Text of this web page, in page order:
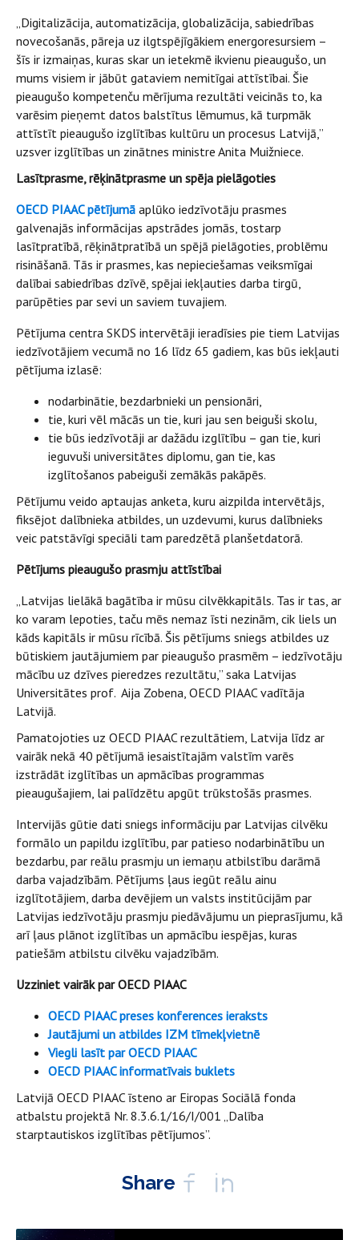
„Digitalizācija, automatizācija, globalizācija, sabiedrības
novecošanās, pāreja uz ilgtspējīgākiem energoresursiem –
šīs ir izmaiņas, kuras skar un ietekmē ikvienu pieaugušo, un
mums visiem ir jābūt gataviem nemitīgai attīstībai. Šie
pieaugušo kompetenču mērījuma rezultāti veicinās to, ka
varēsim pieņemt datos balstītus lēmumus, kā turpmāk
attīstīt pieaugušo izglītības kultūru un procesus Latvijā,”
uzsver izglītības un zinātnes ministre Anita Muižniece.
Lasītprasme, rēķinātprasme un spēja pielāgoties
OECD PIAAC pētījumā aplūko iedzīvotāju prasmes
galvenajās informācijas apstrādes jomās, tostarp
lasītpratībā, rēķinātpratībā un spējā pielāgoties, problēmu
risināšanā. Tās ir prasmes, kas nepieciešamas veiksmīgai
dalībai sabiedrības dzīvē, spējai iekļauties darba tirgū,
parūpēties par sevi un saviem tuvajiem.
Pētījuma centra SKDS intervētāji ieradīsies pie tiem Latvijas
iedzīvotājiem vecumā no 16 līdz 65 gadiem, kas būs iekļauti
pētījuma izlasē:
nodarbinātie, bezdarbnieki un pensionāri,
tie, kuri vēl mācās un tie, kuri jau sen beiguši skolu,
tie būs iedzīvotāji ar dažādu izglītību – gan tie, kuri
ieguvuši universitātes diplomu, gan tie, kas
izglītošanos pabeiguši zemākās pakāpēs.
Pētījumu veido aptaujas anketa, kuru aizpilda intervētājs,
fiksējot dalībnieka atbildes, un uzdevumi, kurus dalībnieks
veic patstāvīgi speciāli tam paredzētā planšetdatorā.
Pētījums pieaugušo prasmju attīstībai
„Latvijas lielākā bagātība ir mūsu cilvēkkapitāls. Tas ir tas, ar
ko varam lepoties, taču mēs nemaz īsti nezinām, cik liels un
kāds kapitāls ir mūsu rīcībā. Šis pētījums sniegs atbildes uz
būtiskiem jautājumiem par pieaugušo prasmēm – iedzīvotāju
mācību uz dzīves pieredzes rezultātu,” saka Latvijas
Universitātes prof. Aija Zobena, OECD PIAAC vadītāja
Latvijā.
Pamatojoties uz OECD PIAAC rezultātiem, Latvija līdz ar
vairāk nekā 40 pētījumā iesaistītajām valstīm varēs
izstrādāt izglītības un apmācības programmas
pieaugušajiem, lai palīdzētu apgūt trūkstošās prasmes.
Intervijās gūtie dati sniegs informāciju par Latvijas cilvēku
formālo un papildu izglītību, par patieso nodarbinātību un
bezdarbu, par reālu prasmju un iemaņu atbilstību darāmā
darba vajadzībām. Pētījums ļaus iegūt reālu ainu
izglītotājiem, darba devējiem un valsts institūcijām par
Latvijas iedzīvotāju prasmju piedāvājumu un pieprasījumu, kā
arī ļaus plānot izglītības un apmācību iespējas, kuras
patiešām atbilstu cilvēku vajadzībām.
Uzziniet vairāk par OECD PIAAC
OECD PIAAC preses konferences ieraksts
Jautājumi un atbildes IZM tīmekļvietnē
Viegli lasīt par OECD PIAAC
OECD PIAAC informatīvais buklets
Latvijā OECD PIAAC īsteno ar Eiropas Sociālā fonda
atbalstu projektā Nr. 8.3.6.1/16/I/001 „Dalība
starptautiskos izglītības pētījumos”.
Share